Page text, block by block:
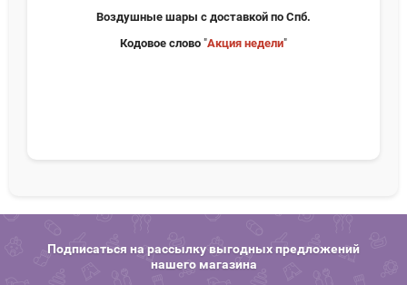
Воздушные шары с доставкой по Спб.
Кодовое слово "Акция недели"
Подписаться на рассылку выгодных предложений
нашего магазина